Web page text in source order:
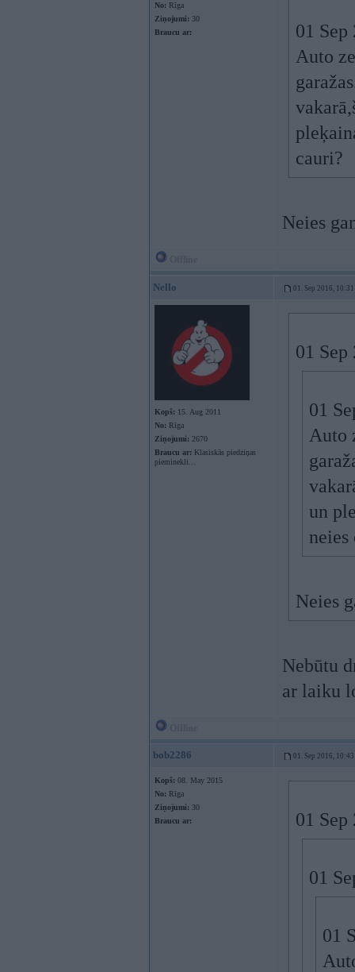
No: Rīga
Ziņojumi: 30
Braucu ar:
01
Auto
cauri?
Neies
Nello 01. Sep 2016, 10:31
Kopš: 15. Aug 2011
No: Rīga
Ziņojumi: 2670
Braucu ar: Klasiskās piedziņas
pieminekli...
01
01
Auto
un
neies
Neies
Nebūtu
ar laiku
bob2286 01. Sep 2016, 10:43
Kopš: 08. May 2015
No: Rīga
Ziņojumi: 30
Braucu ar:
01
01
01